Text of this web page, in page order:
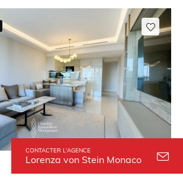
CONTACTER L'AGENCE
Lorenza von Stein Monaco